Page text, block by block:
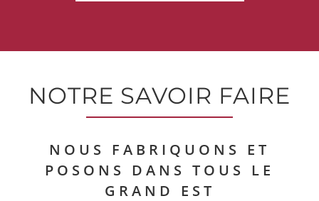
NOTRE SAVOIR FAIRE
NOUS FABRIQUONS ET
POSONS DANS TOUS LE
GRAND EST